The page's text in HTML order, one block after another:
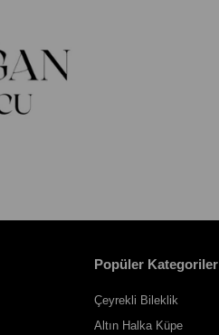
Popüler Kategoriler
Çeyrekli Bileklik
Altın Halka Küpe